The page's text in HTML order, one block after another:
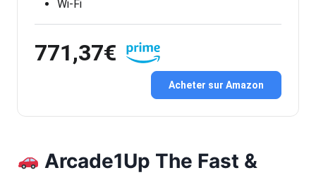
Wi-Fi
771,37€
Acheter sur Amazon
Arcade1Up The Fast &